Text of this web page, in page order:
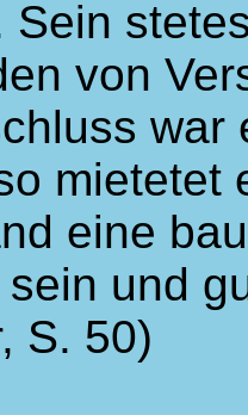
Sein
von
mietetet
eine
und
S. 50)